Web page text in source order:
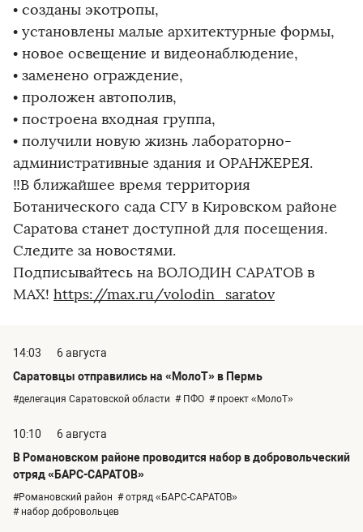
• созданы экотропы,
• установлены малые архитектурные формы,
• новое освещение и видеонаблюдение,
• заменено ограждение,
• проложен автополив,
• построена входная группа,
• получили новую жизнь лабораторно-
административные здания и ОРАНЖЕРЕЯ.
‼В ближайшее время территория
Ботанического сада СГУ в Кировском районе
Саратова станет доступной для посещения.
Следите за новостями.
Подписывайтесь на ВОЛОДИН САРАТОВ в
МАХ! https://max.ru/volodin_saratov
14:03
6 августа
Саратовцы отправились на «МолоТ» в Пермь
#делегация Саратовской области # ПФО # проект «МолоТ»
10:10
6 августа
В Романовском районе проводится набор в добровольческий
отряд «БАРС-САРАТОВ»
#Романовский район # отряд «БАРС-САРАТОВ»
# набор добровольцев